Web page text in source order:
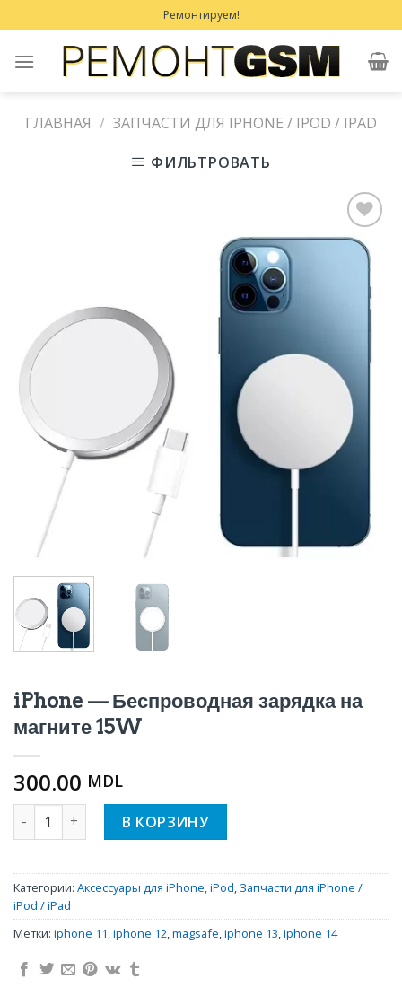
to
content
Ремонтируем!
ГЛАВНАЯ / ЗАПЧАСТИ ДЛЯ IPHONE / IPOD / IPAD
ФИЛЬТРОВАТЬ
Добавить
Избранное
iPhone — Беспроводная зарядка на
магните 15W
300.00 MDL
Количество iPhone - Беспроводная зарядка на магните
В КОРЗИНУ
Категории: Аксессуары для iPhone, iPod, Запчасти для iPhone /
iPod / iPad
Метки: iphone 11,iphone 12,magsafe,iphone 13,iphone 14